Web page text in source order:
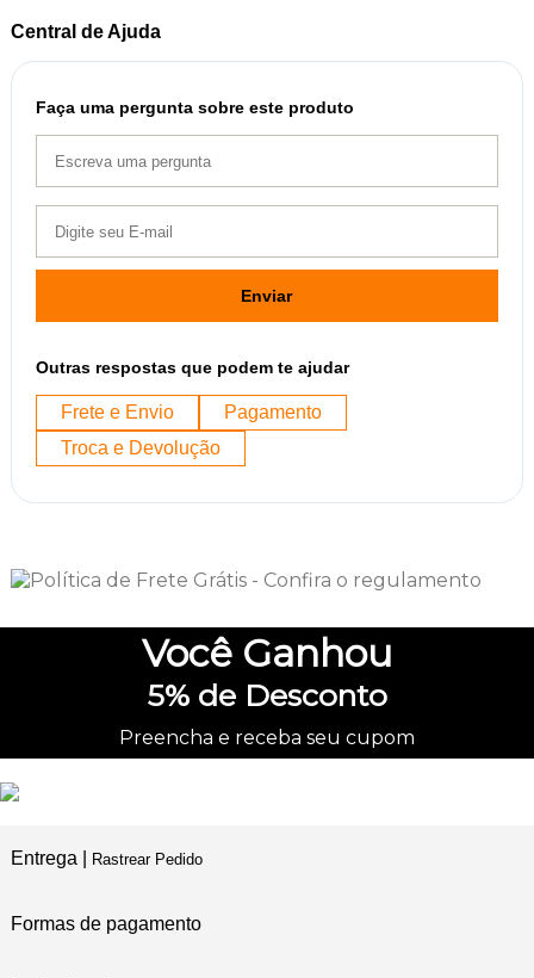
Central de Ajuda
Faça uma pergunta sobre este produto
Enviar
Outras respostas que podem te ajudar
Frete e Envio
Pagamento
Troca e Devolução
Você Ganhou
5%de Desconto
Preencha e receba seu cupom
Entrega | Rastrear Pedido
Formas de pagamento